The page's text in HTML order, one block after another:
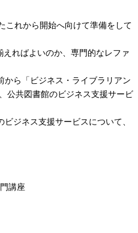
これから開始へ向けて準備をして
ればよいのか、専門的なレファ
ら「ビジネス・ライブラリアン
公共図書館のビジネス支援サービ
ジネス支援サービスについて、
講座